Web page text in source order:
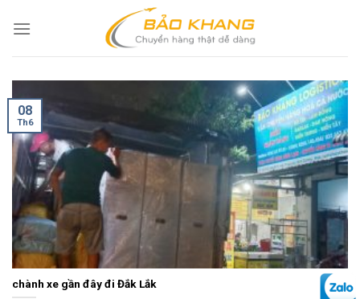
chành xe gần đây đi Đắk Lắk
08
Th6